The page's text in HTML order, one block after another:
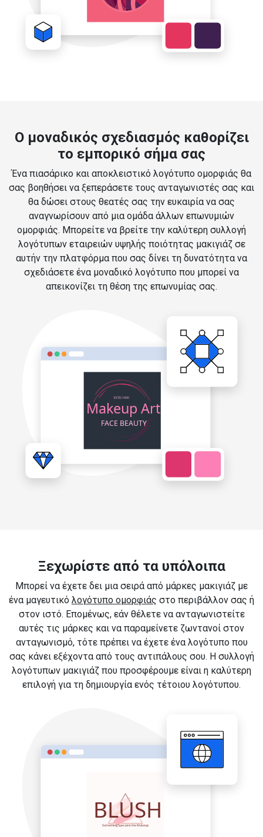
Ο μοναδικός σχεδιασμός καθορίζει
το εμπορικό σήμα σας
Ένα πιασάρικο και αποκλειστικό λογότυπο ομορφιάς θα
σας βοηθήσει να ξεπεράσετε τους ανταγωνιστές σας και
θα δώσει στους θεατές σας την ευκαιρία να σας
αναγνωρίσουν από μια ομάδα άλλων επωνυμιών
ομορφιάς. Μπορείτε να βρείτε την καλύτερη συλλογή
λογότυπων εταιρειών υψηλής ποιότητας μακιγιάζ σε
αυτήν την πλατφόρμα που σας δίνει τη δυνατότητα να
σχεδιάσετε ένα μοναδικό λογότυπο που μπορεί να
απεικονίζει τη θέση της επωνυμίας σας.
Ξεχωρίστε από τα υπόλοιπα
Μπορεί να έχετε δει μια σειρά από μάρκες μακιγιάζ με
ένα μαγευτικό λογότυπο ομορφιάς στο περιβάλλον σας ή
στον ιστό. Επομένως, εάν θέλετε να ανταγωνιστείτε
αυτές τις μάρκες και να παραμείνετε ζωντανοί στον
ανταγωνισμό, τότε πρέπει να έχετε ένα λογότυπο που
σας κάνει εξέχοντα από τους αντιπάλους σου. Η συλλογή
λογότυπων μακιγιάζ που προσφέρουμε είναι η καλύτερη
επιλογή για τη δημιουργία ενός τέτοιου λογότυπου.